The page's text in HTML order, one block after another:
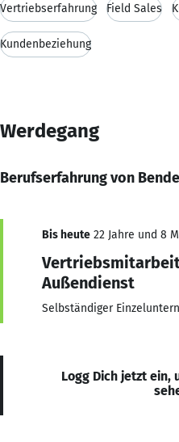
Vertriebserfahrung Field Sales
Kundenbeziehung
Werdegang
Berufserfahrung von
Bis heute 22 Jahre und 8
Außendienst
Selbständiger
Logg Dich jetzt ein,